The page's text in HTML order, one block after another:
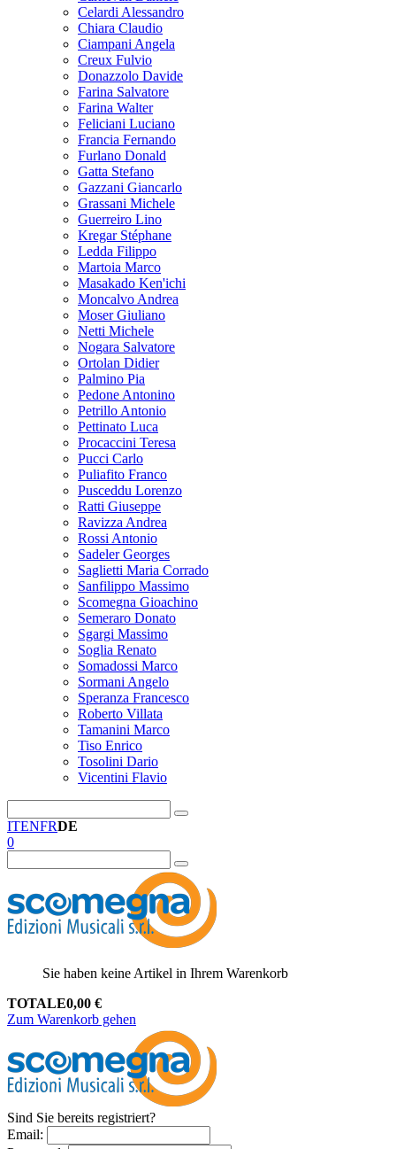
Celardi Alessandro
Chiara Claudio
Ciampani Angela
Creux Fulvio
Donazzolo Davide
Farina Salvatore
Farina Walter
Feliciani Luciano
Francia Fernando
Furlano Donald
Gatta Stefano
Gazzani Giancarlo
Grassani Michele
Guerreiro Lino
Kregar Stéphane
Ledda Filippo
Martoia Marco
Masakado Ken'ichi
Moncalvo Andrea
Moser Giuliano
Netti Michele
Nogara Salvatore
Ortolan Didier
Palmino Pia
Pedone Antonino
Petrillo Antonio
Pettinato Luca
Procaccini Teresa
Pucci Carlo
Puliafito Franco
Pusceddu Lorenzo
Ratti Giuseppe
Ravizza Andrea
Rossi Antonio
Sadeler Georges
Saglietti Maria Corrado
Sanfilippo Massimo
Scomegna Gioachino
Semeraro Donato
Sgargi Massimo
Soglia Renato
Somadossi Marco
Sormani Angelo
Speranza Francesco
Roberto Villata
Tamanini Marco
Tiso Enrico
Tosolini Dario
Vicentini Flavio
ITENFRDE
0
Sie haben keine Artikel in Ihrem Warenkorb
TOTALE0,00 €
Zum Warenkorb gehen
Sind Sie bereits registriert?
Email: